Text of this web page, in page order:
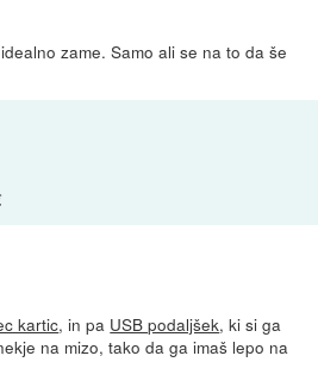
zame. Samo ali se na to da še
kartic, in pa USB podaljšek, ki si ga
na mizo, tako da ga imaš lepo na